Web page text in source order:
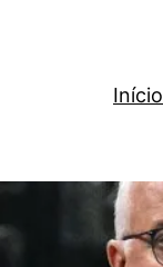
Início